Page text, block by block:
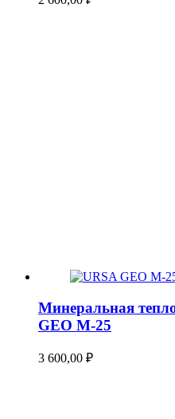
Минеральная
GEO М-25
3 600,00 ₽